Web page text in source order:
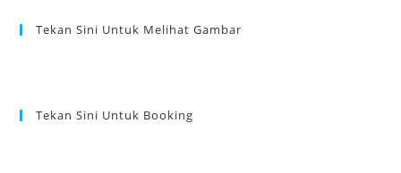
Tekan Sini Untuk Melihat Gambar
Tekan Sini Untuk Booking